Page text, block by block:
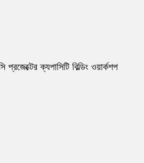
প্রজেক্টের ক্যপাসিটি বিল্ডিং ওয়ার্কশপ